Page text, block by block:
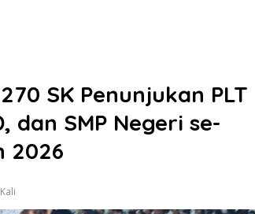
SK Penunjukan PLT
dan SMP Negeri se-
2026